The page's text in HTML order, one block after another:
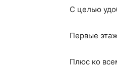
С целью
Первые
Плюс ко